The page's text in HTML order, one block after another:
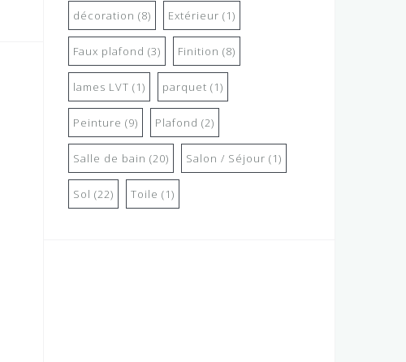
décoration (8) Extérieur (1)
Faux plafond (3) Finition (8)
lames LVT (1) parquet (1)
Peinture (9) Plafond (2)
Salle de bain (20) Salon / Séjour (1)
Sol (22) Toile (1)